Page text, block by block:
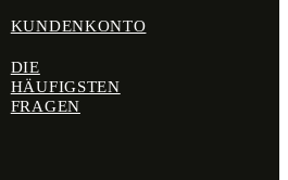
KUNDENKONTO
DIE
HÄUFIGSTEN
FRAGEN